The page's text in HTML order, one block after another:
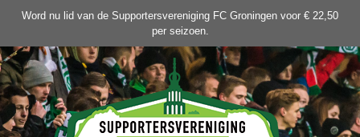
de
inhoud
Word nu lid van de Supportersvereniging FC Groningen voor € 22,50
per seizoen.